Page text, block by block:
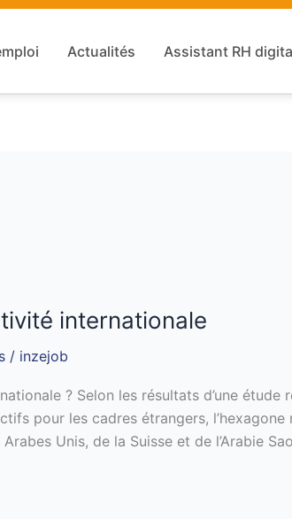
Actualités Assistant RH
internationale
/ inzejob
? Selon les résultats d’une étude
pour les cadres étrangers, l’hexagone
Unis, de la Suisse et de l’Arabie